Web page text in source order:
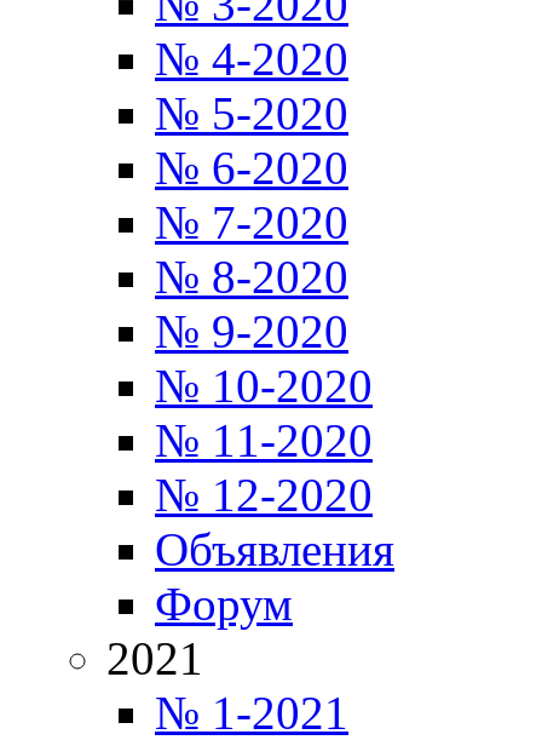
№ 4-2020
№ 5-2020
№ 6-2020
№ 7-2020
№ 8-2020
№ 9-2020
№ 10-2020
№ 11-2020
№ 12-2020
Объявления
Форум
2021
№ 1-2021